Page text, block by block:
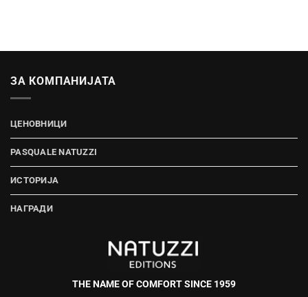
ЗА КОМПАНИЈАТА
ЦЕНОВНИЦИ
PASQUALE NATUZZI
ИСТОРИЈА
НАГРАДИ
THE NAME OF COMFORT SINCE 1959